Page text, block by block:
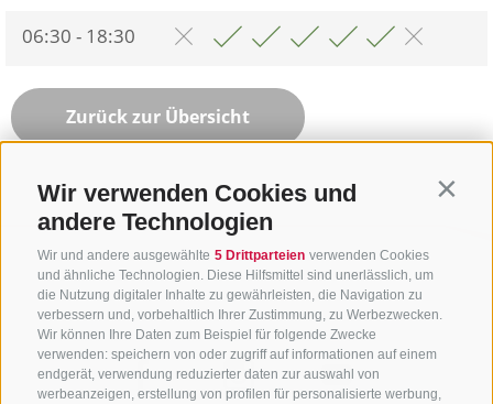
Wir verwenden Cookies und
andere Technologien
Wir und andere ausgewählte 5 Drittparteien verwenden Cookies
und ähnliche Technologien. Diese Hilfsmittel sind unerlässlich, um
die Nutzung digitaler Inhalte zu gewährleisten, die Navigation zu
verbessern und, vorbehaltlich Ihrer Zustimmung, zu Werbezwecken.
Wir können Ihre Daten zum Beispiel für folgende Zwecke
verwenden: speichern von oder zugriff auf informationen auf einem
endgerät, verwendung reduzierter daten zur auswahl von
werbeanzeigen, erstellung von profilen für personalisierte werbung,
06:30 - 18:30
Zurück zur Übersicht